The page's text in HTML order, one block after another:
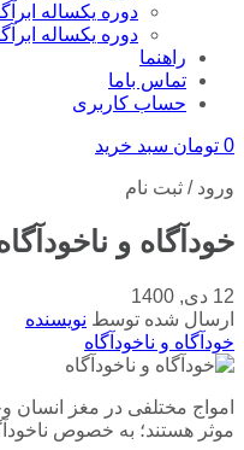
دوره یکساله ابرآگاه
دوره یکساله ابرآگاه
راهنما
تماس باما
حساب کاربری
0 تومان سبد خرید
ورود / ثبت نام
خودآگاه و
12 دی, 1400
ارسال شده توسط نویسنده
خودآگاه و ناخودآگاه
امواج مختلفی در مغز انسان
موثر هستند؛ به خصوص